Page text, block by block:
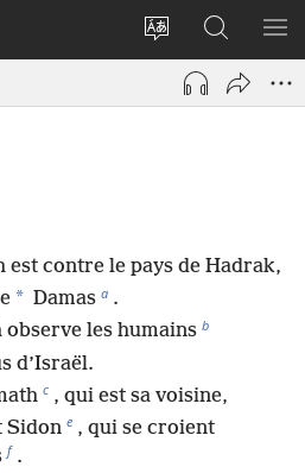
Changer
langue
Se
connecter
sur
JW.ORG
est contre le pays de Hadrak,
* Damas a .
les humains b
d’Israël.
c , qui est sa voisine,
Sidon e , qui se croient
f .